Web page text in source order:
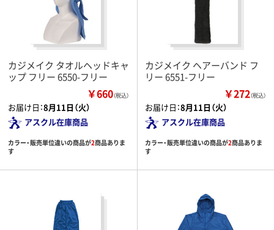
カジメイク タオルヘッドキャ
ップ フリー 6550-フリー
￥660（税込）
お届け日：8月11日（火）
アスクル在庫商品
カラー・販売単位違いの商品が2商品ありま
す
カジメイク ヘアーバンド フ
リー 6551-フリー
￥272（税込）
お届け日：8月11日（火）
アスクル在庫商品
カラー・販売単位違いの商品が2商品ありま
す